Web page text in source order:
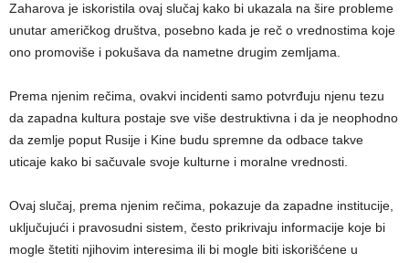
Zaharova je iskoristila ovaj slučaj kako bi ukazala na šire probleme
unutar američkog društva, posebno kada je reč o vrednostima koje
ono promoviše i pokušava da nametne drugim zemljama.
Prema njenim rečima, ovakvi incidenti samo potvrđuju njenu tezu
da zapadna kultura postaje sve više destruktivna i da je neophodno
da zemlje poput Rusije i Kine budu spremne da odbace takve
uticaje kako bi sačuvale svoje kulturne i moralne vrednosti.
Ovaj slučaj, prema njenim rečima, pokazuje da zapadne institucije,
uključujući i pravosudni sistem, često prikrivaju informacije koje bi
mogle štetiti njihovim interesima ili bi mogle biti iskorišćene u